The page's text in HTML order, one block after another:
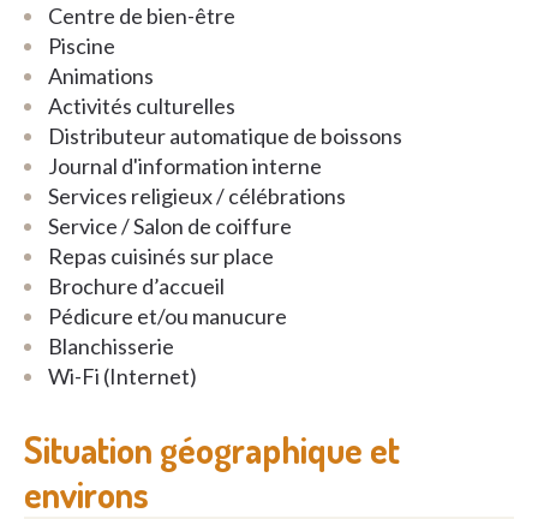
Centre de bien-être
Piscine
Animations
Activités culturelles
Distributeur automatique de boissons
Journal d'information interne
Services religieux / célébrations
Service / Salon de coiffure
Repas cuisinés sur place
Brochure d’accueil
Pédicure et/ou manucure
Blanchisserie
Wi-Fi (Internet)
Situation géographique et
environs